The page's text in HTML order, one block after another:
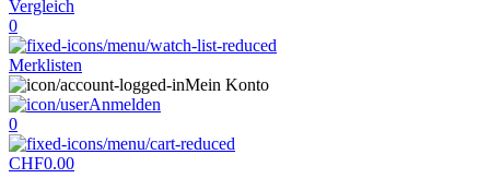
Vergleich
0
Merklisten
Mein Konto
Anmelden
0
CHF0.00